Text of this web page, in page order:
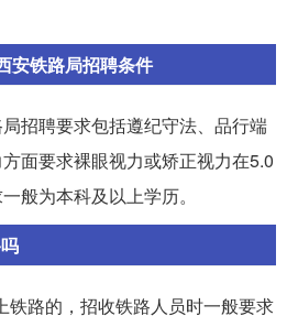
安铁路局招聘条件
招聘要求包括遵纪守法、品行端
面要求裸眼视力或矫正视力在5.0
般为本科及以上学历。
铁路的，招收铁路人员时一般要求